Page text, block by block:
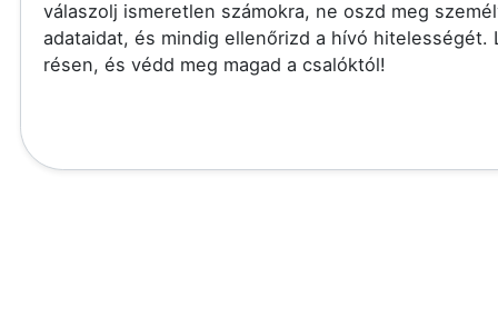
válaszolj ismeretlen számokra, ne oszd meg
adataidat, és mindig ellenőrizd a hívó hitelességét.
résen, és védd meg magad a csalóktól!